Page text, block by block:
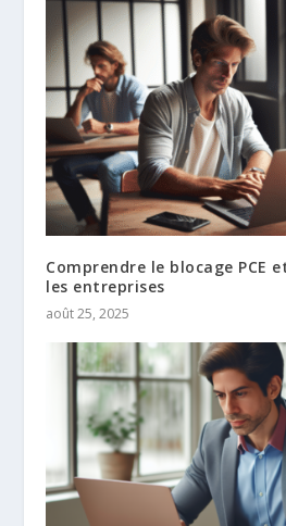
Comprendre le blocage PCE
les entreprises
août 25, 2025